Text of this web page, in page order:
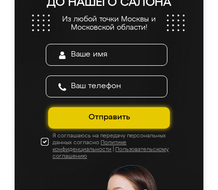
ДО НАШЕГО САЛОНА
Из любой точки Москвы и
Московской области!
Отправить
Я соглашаюсь на передачу персональных
данных согласно Политике
конфиденциальности
Пользовательскому
соглашению